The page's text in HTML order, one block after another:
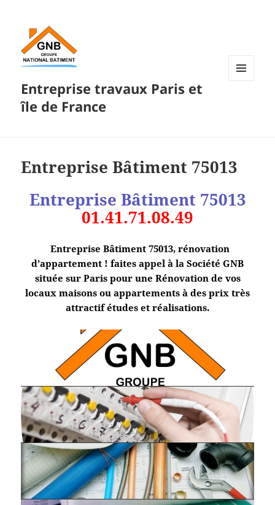
Entreprise travaux Paris et
île de France
Entreprise Bâtiment 75013
Entreprise Bâtiment 75013
01.41.71.08.49
Entreprise Bâtiment 75013, rénovation
d’appartement ! faites appel à la Société GNB
située sur Paris pour une Rénovation de vos
locaux maisons ou appartements à des prix très
attractif études et réalisations.